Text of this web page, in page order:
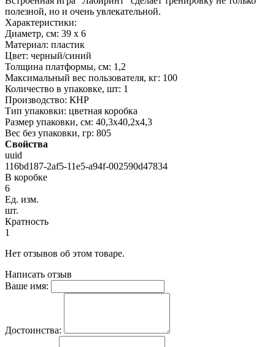
полезной, но и очень увлекательной.
Характеристики:
Диаметр, см: 39 х 6
Материал: пластик
Цвет: черный/синий
Толщина платформы, см: 1,2
Максимальный вес пользователя, кг: 100
Количество в упаковке, шт: 1
Производство: КНР
Тип упаковки: цветная коробка
Размер упаковки, см: 40,3х40,2х4,3
Вес без упаковки, гр: 805
Свойства
uuid
116bd187-2af5-11e5-a94f-002590d47834
В коробке
6
Ед. изм.
шт.
Кратность
1
Нет отзывов об этом товаре.
Написать отзыв
Ваше имя:
Достоинства: